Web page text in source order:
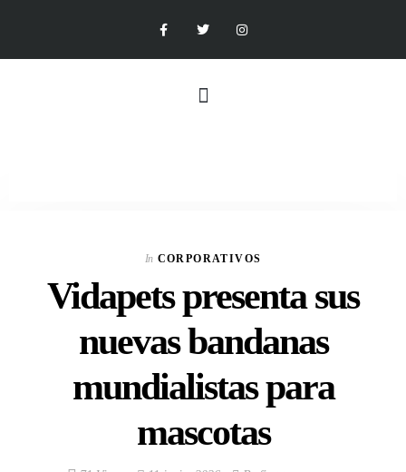
In CORPORATIVOS
Vidapets presenta sus
nuevas bandanas
mundialistas para
mascotas